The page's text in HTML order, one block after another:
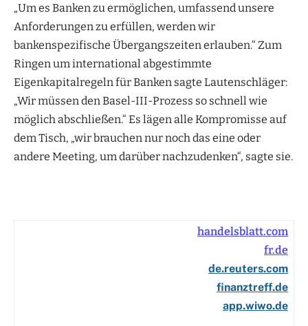
„Um es Banken zu ermöglichen, umfassend unsere
Anforderungen zu erfüllen, werden wir
bankenspezifische Übergangszeiten erlauben.“ Zum
Ringen um international abgestimmte
Eigenkapitalregeln für Banken sagte Lautenschläger:
„Wir müssen den Basel-III-Prozess so schnell wie
möglich abschließen.“ Es lägen alle Kompromisse auf
dem Tisch, „wir brauchen nur noch das eine oder
andere Meeting, um darüber nachzudenken“, sagte sie.
handelsblatt.com
fr.de
de.reuters.com
finanztreff.de
app.wiwo.de